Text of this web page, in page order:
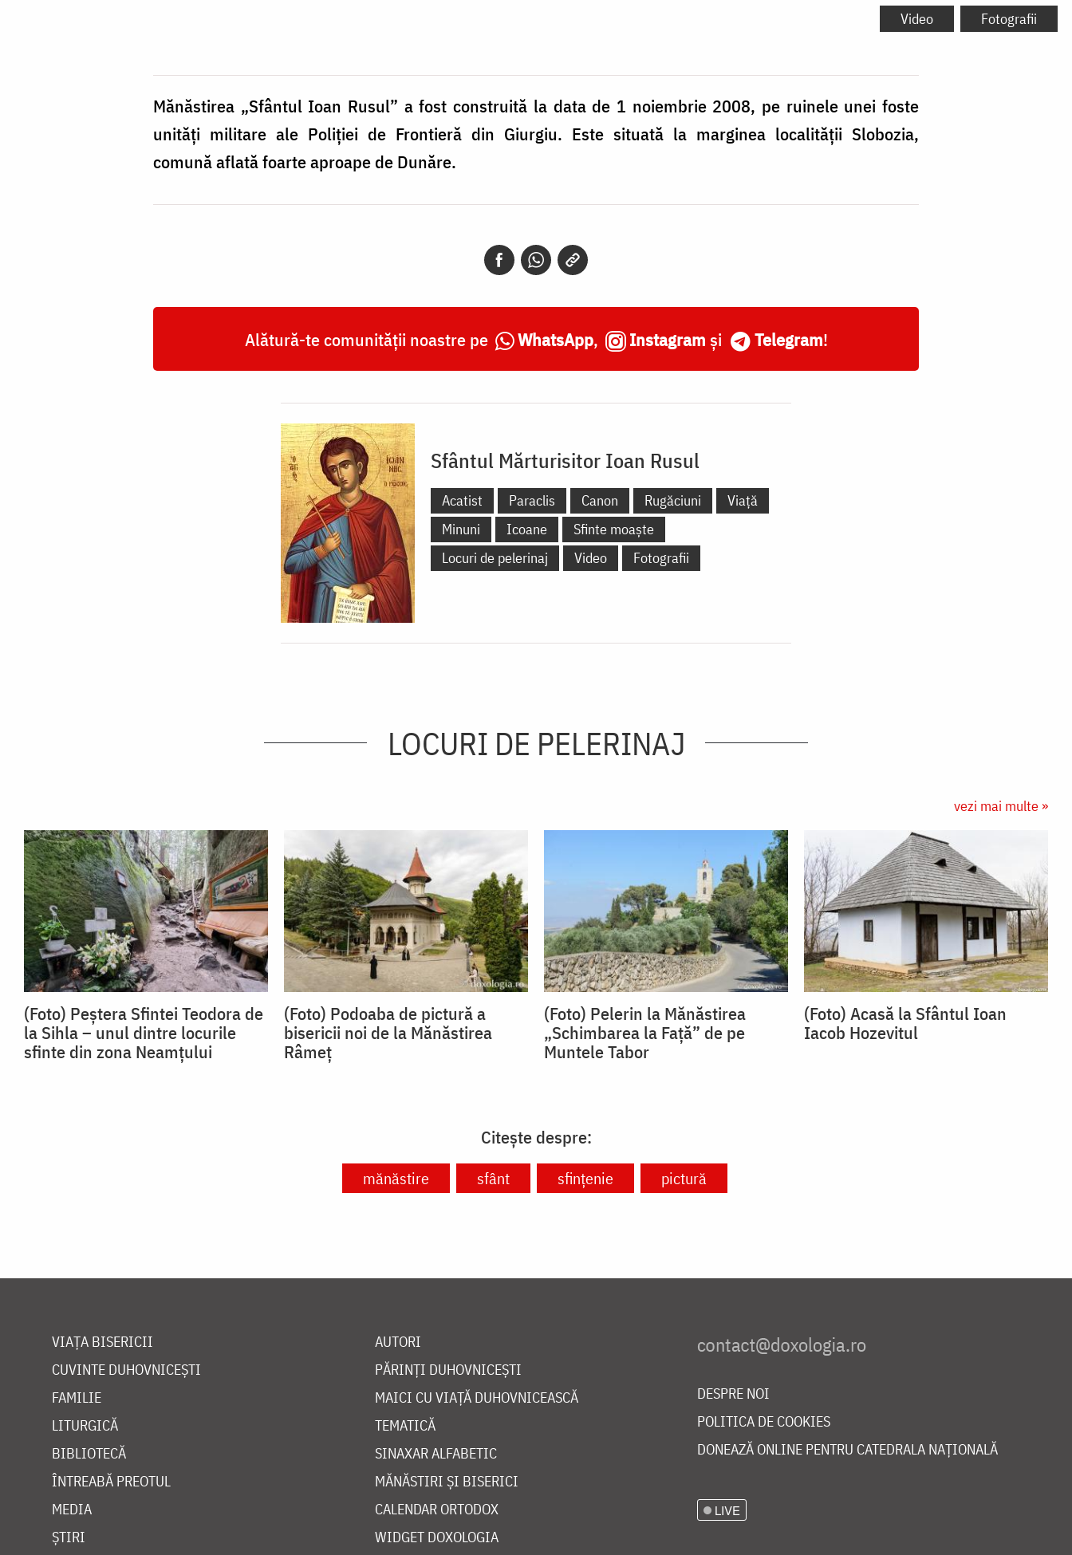
Video Fotografii
Mănăstirea „Sfântul Ioan Rusul” a fost construită la data de 1 noiembrie 2008, pe ruinele unei foste
unități militare ale Poliției de Frontieră din Giurgiu. Este situată la marginea localității Slobozia,
comună aflată foarte aproape de Dunăre.
Alătură-te comunității noastre pe WhatsApp, Instagram și Telegram!
Sfântul Mărturisitor Ioan Rusul
Acatist Paraclis Canon Rugăciuni
Viață
Minuni
Icoane
Sfinte moaște
Locuri de pelerinaj
Video Fotografii
LOCURI DE PELERINAJ
vezi mai multe »
(Foto) Peștera Sfintei Teodora de
la Sihla – unul dintre locurile
sfinte din zona Neamțului
(Foto) Podoaba de pictură a
bisericii noi de la Mănăstirea
Râmeț
(Foto) Pelerin la Mănăstirea
„Schimbarea la Față” de pe
Muntele Tabor
(Foto) Acasă la Sfântul Ioan
Iacob Hozevitul
Citește despre:
mănăstire sfânt sfințenie pictură
VIAȚA BISERICII
CUVINTE DUHOVNICEȘTI
FAMILIE
LITURGICĂ
BIBLIOTECĂ
ÎNTREABĂ PREOTUL
MEDIA
ȘTIRI
AUTORI
PĂRINȚI DUHOVNICEȘTI
MAICI CU VIAȚĂ DUHOVNICEASCĂ
TEMATICĂ
SINAXAR ALFABETIC
MĂNĂSTIRI ȘI BISERICI
CALENDAR ORTODOX
WIDGET DOXOLOGIA
DESPRE NOI
POLITICA DE COOKIES
DONEAZĂ ONLINE PENTRU CATEDRALA NAȚIONALĂ
LIVE